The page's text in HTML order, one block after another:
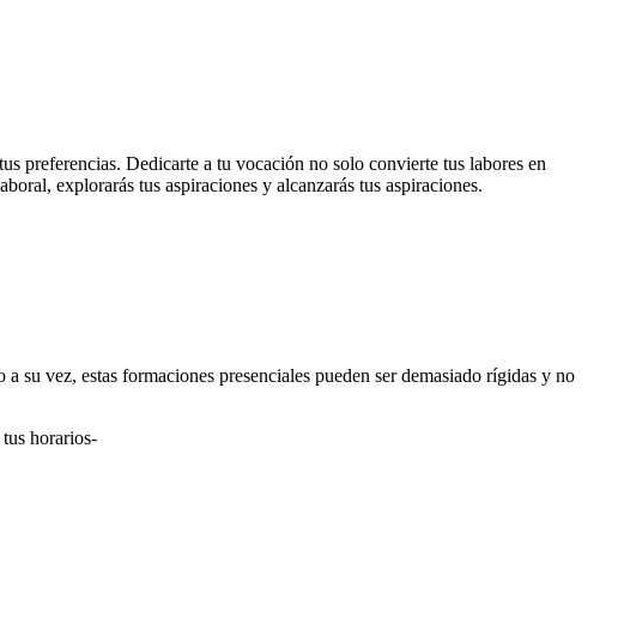
preferencias. Dedicarte a tu vocación no solo convierte tus labores en
explorarás tus aspiraciones y alcanzarás tus aspiraciones.
su vez, estas formaciones presenciales pueden ser demasiado rígidas y no
horarios-